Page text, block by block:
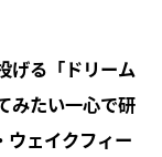
げる「ドリーム
みたい一心で研
ウェイクフィー